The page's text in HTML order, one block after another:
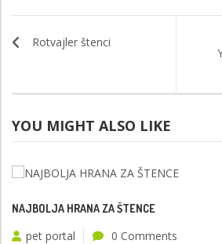
Rotvajler štenci
YOU MIGHT ALSO LIKE
NAJBOLJA HRANA ZA ŠTENCE
pet portal
0 Comments